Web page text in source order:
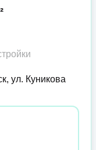
ул. Куникова